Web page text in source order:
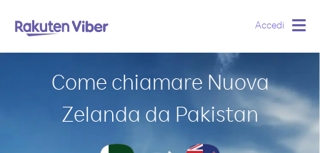
Accedi
Come chiamare Nuova
Zelanda da Pakistan